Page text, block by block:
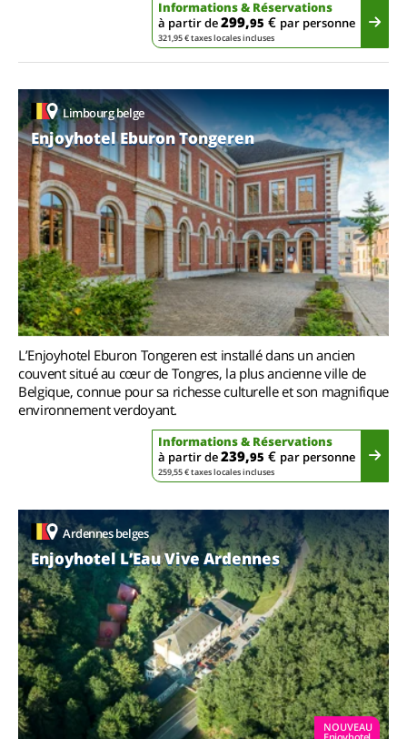
Informations & Réservations
à partir de299,95 € par personne
321,95 € taxes locales incluses
Limbourg belge
Enjoyhotel Eburon Tongeren
L’Enjoyhotel Eburon Tongeren est installé dans un ancien
couvent situé au cœur de Tongres, la plus ancienne ville de
Belgique, connue pour sa richesse culturelle et son magnifique
environnement verdoyant.
Informations & Réservations
à partir de239,95 € par personne
259,55 € taxes locales incluses
Ardennes belges
Enjoyhotel L’Eau Vive Ardennes
NOUVEAU